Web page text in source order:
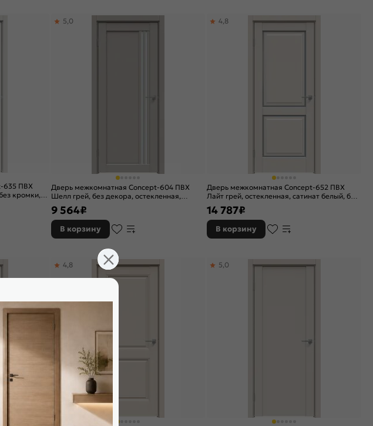
635 ПВХ
кромки,
Дверь межкомнатная Concept-604 ПВХ
Шелл грей, без декора, остекленная,
сатинат белый, без кромки, царговая
5,0
9 564₽
В корзину
Дверь межкомнатная Concept-652 ПВХ
Лайт грей, остекленная, сатинат белый, без
кромки, царговая
4,8
14 787₽
В корзину
4,8 5,0